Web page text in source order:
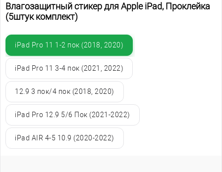
Влагозащитный стикер для Apple iPad, Проклейка
(5штук комплект)
iPad Pro 11 1-2 пок (2018, 2020)
iPad Pro 11 3-4 пок (2021, 2022)
12.9 3 пок/4 пок (2018, 2020)
iPad Pro 12.9 5/6 Пок (2021-2022)
iPad AIR 4-5 10.9 (2020-2022)